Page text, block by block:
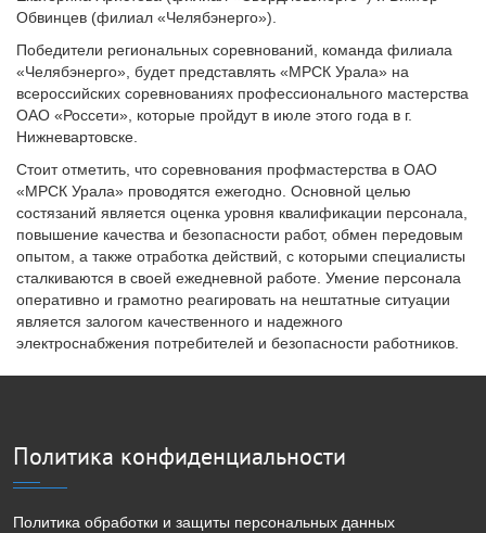
Обвинцев (филиал «Челябэнерго»).
Победители региональных соревнований, команда филиала
«Челябэнерго», будет представлять «МРСК Урала» на
всероссийских соревнованиях профессионального мастерства
ОАО «Россети», которые пройдут в июле этого года в г.
Нижневартовске.
Стоит отметить, что соревнования профмастерства в ОАО
«МРСК Урала» проводятся ежегодно. Основной целью
состязаний является оценка уровня квалификации персонала,
повышение качества и безопасности работ, обмен передовым
опытом, а также отработка действий, с которыми специалисты
сталкиваются в своей ежедневной работе. Умение персонала
оперативно и грамотно реагировать на нештатные ситуации
является залогом качественного и надежного
электроснабжения потребителей и безопасности работников.
Политика конфиденциальности
Политика обработки и защиты персональных данных